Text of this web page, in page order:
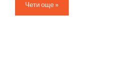
Чети още »